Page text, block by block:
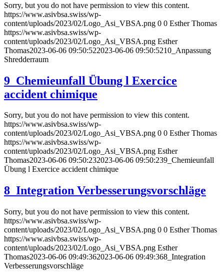
Sorry, but you do not have permission to view this content.
https://www.asivbsa.swiss/wp-
content/uploads/2023/02/Logo_Asi_VBSA.png 0 0 Esther Thomas
https://www.asivbsa.swiss/wp-
content/uploads/2023/02/Logo_Asi_VBSA.png Esther
Thomas2023-06-06 09:50:522023-06-06 09:50:5210_Anpassung
Shredderraum
9_Chemieunfall Übung l Exercice
accident chimique
Sorry, but you do not have permission to view this content.
https://www.asivbsa.swiss/wp-
content/uploads/2023/02/Logo_Asi_VBSA.png 0 0 Esther Thomas
https://www.asivbsa.swiss/wp-
content/uploads/2023/02/Logo_Asi_VBSA.png Esther
Thomas2023-06-06 09:50:232023-06-06 09:50:239_Chemieunfall
Übung l Exercice accident chimique
8_Integration Verbesserungsvorschläge
Sorry, but you do not have permission to view this content.
https://www.asivbsa.swiss/wp-
content/uploads/2023/02/Logo_Asi_VBSA.png 0 0 Esther Thomas
https://www.asivbsa.swiss/wp-
content/uploads/2023/02/Logo_Asi_VBSA.png Esther
Thomas2023-06-06 09:49:362023-06-06 09:49:368_Integration
Verbesserungsvorschläge